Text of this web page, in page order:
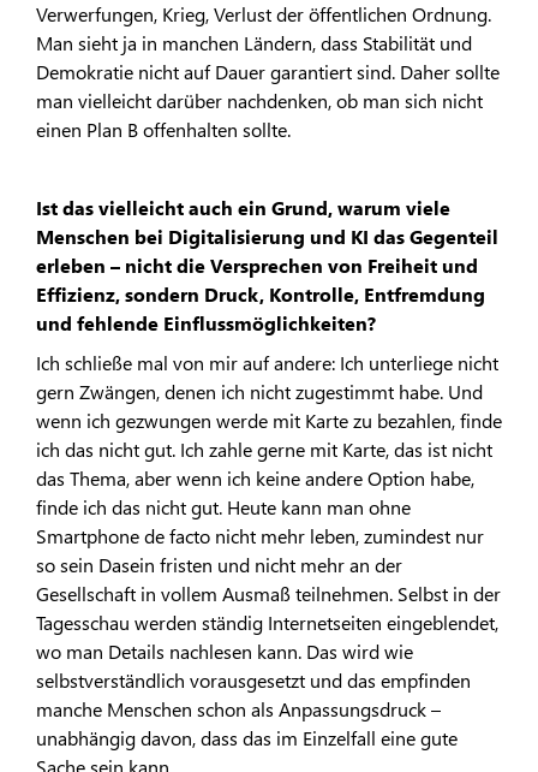
Verwerfungen, Krieg, Verlust der öffentlichen Ordnung.
Man sieht ja in manchen Ländern, dass Stabilität und
Demokratie nicht auf Dauer garantiert sind. Daher sollte
man vielleicht darüber nachdenken, ob man sich nicht
einen Plan B offenhalten sollte.
Ist das vielleicht auch ein Grund, warum viele
Menschen bei Digitalisierung und KI das Gegenteil
erleben – nicht die Versprechen von Freiheit und
Effizienz, sondern Druck, Kontrolle, Entfremdung
und fehlende Einflussmöglichkeiten?
Ich schließe mal von mir auf andere: Ich unterliege nicht
gern Zwängen, denen ich nicht zugestimmt habe. Und
wenn ich gezwungen werde mit Karte zu bezahlen, finde
ich das nicht gut. Ich zahle gerne mit Karte, das ist nicht
das Thema, aber wenn ich keine andere Option habe,
finde ich das nicht gut. Heute kann man ohne
Smartphone de facto nicht mehr leben, zumindest nur
so sein Dasein fristen und nicht mehr an der
Gesellschaft in vollem Ausmaß teilnehmen. Selbst in der
Tagesschau werden ständig Internetseiten eingeblendet,
wo man Details nachlesen kann. Das wird wie
selbstverständlich vorausgesetzt und das empfinden
manche Menschen schon als Anpassungsdruck –
unabhängig davon, dass das im Einzelfall eine gute
Sache sein kann.